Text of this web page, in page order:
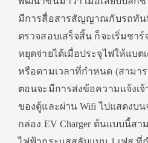
มีการสื่อสารสัญญาณกับรถทัน
ตรวจสอบเสร็จสิ้น ก็จะเริ่มชา
หยุดจ่ายได้เมื่อประจุไฟให้แบ
หรือตามเวลาที่กำหนด (สามา
ตอนจะมีการส่งข้อความแจ้งเ
ของตู้และผ่าน Wifi ไปแสดงบ
กล่อง EV Charger ต้นแบบนี้สา